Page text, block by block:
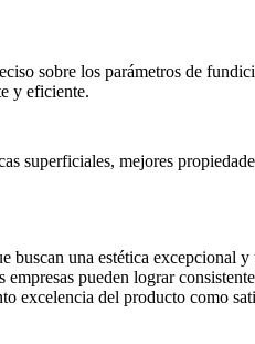
sobre los parámetros de
y eficiente.
superficiales, mejores
una estética excepcional
pueden lograr
excelencia del producto como